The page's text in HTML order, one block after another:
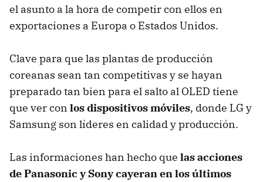
el asunto a la hora de competir con ellos en
exportaciones a Europa o Estados Unidos.
Clave para que las plantas de producción
coreanas sean tan competitivas y se hayan
preparado tan bien para el salto al OLED tiene
que ver con los dispositivos móviles, donde LG y
Samsung son líderes en calidad y producción.
Las informaciones han hecho que las acciones
de Panasonic y Sony cayeran en los últimos